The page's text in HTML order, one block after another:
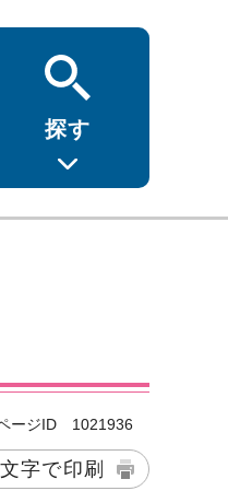
探す
ージID 1021936
字で印刷